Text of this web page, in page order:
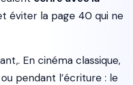
éviter la page 40 qui ne
En cinéma classique,
pendant l’écriture : le